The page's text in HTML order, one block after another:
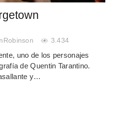
3.434
uno de los personajes
de Quentin Tarantino.
y…